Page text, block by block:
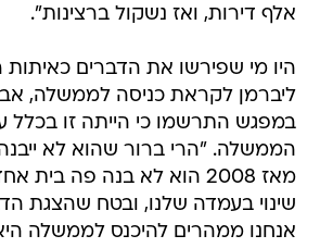
אלף דירות, ואז נשקול ברצינות".
היו מי שפירשו את הדברים כאיתות
ליברמן לקראת כניסה לממשלה,
במפגש התרשמו כי הייתה זו בכלל
הממשלה. "הרי ברור שהוא לא
מאז 2008 הוא לא בנה פה בית
שינוי בעמדה שלנו, ובטח שהצגת
אנחנו ממהרים להיכנס לממשלה